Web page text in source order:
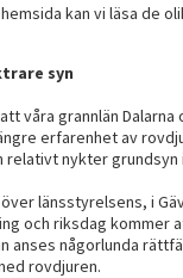
kan vi läsa de
syn
våra grannlän Dalarna
erfarenhet av
relativt nykter
länsstyrelsens, i
och riksdag kommer
anses någorlunda
rovdjuren.